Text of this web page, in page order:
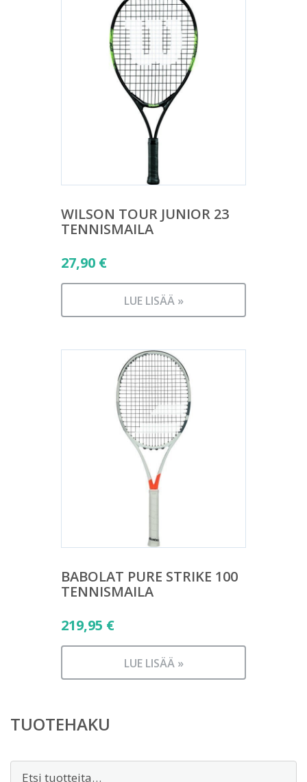
WILSON TOUR JUNIOR 23
TENNISMAILA
27,90 €
LUE LISÄÄ »
BABOLAT PURE STRIKE 100
TENNISMAILA
219,95 €
LUE LISÄÄ »
TUOTEHAKU
Etsi: